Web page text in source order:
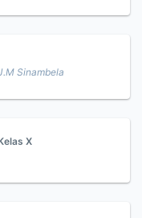
Sinambela
X